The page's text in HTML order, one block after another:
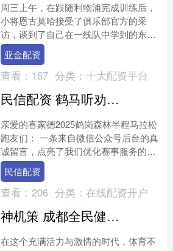
周三上午，在跟随利物浦完成训练后，
小将恩古莫哈接受了俱乐部官方的采
访，谈到了自己在一线队中学到的东
西。 恩古莫哈说：我感觉这种经历真的
难以形容，这么年轻就能和世....
亚金配资
查看： 167 分类： 十大配资平台
民信配资 鹤马听劝！领物地点“搬家”，只为让你少走一步！喜家德2025鹤岗森林半程马拉松物品领取点改至鹤岗市体育馆，跑友建议成真！_物资
亲爱的喜家德2025鹤岗森林半程马拉松
跑友们： 一条来自微信公众号后台的真
诚留言，点亮了我们优化赛事服务的灵
感： 这条建议我们看到了！ 认真讨论
了！ 并付诸行动....
民信配资
查看： 206 分类： 在线配资开户
神机策 成都全民健身日活动策划——全民健身迎世运_积分_任务_内容
在这个充满活力与激情的时代，体育不